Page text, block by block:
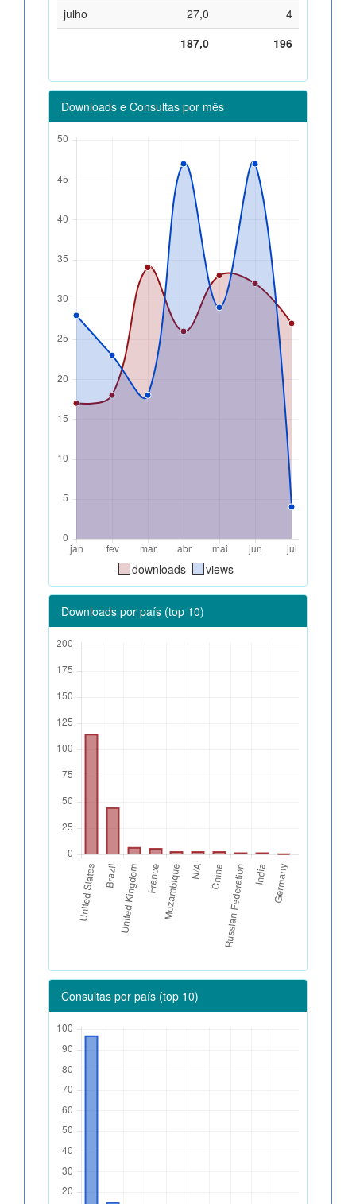
julho
27,0
4
187,0
196
Downloads e Consultas por mês
downloads views
Downloads por país (top 10)
Consultas por país (top 10)